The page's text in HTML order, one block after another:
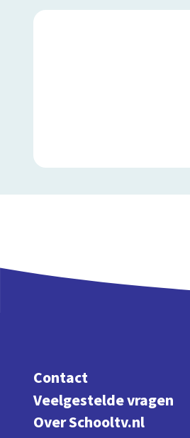
Contact
Veelgestelde vragen
Over Schooltv.nl